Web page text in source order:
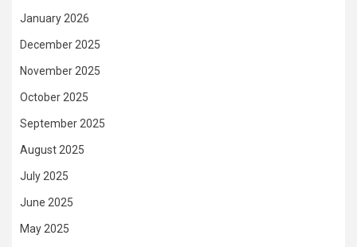
January 2026
December 2025
November 2025
October 2025
September 2025
August 2025
July 2025
June 2025
May 2025